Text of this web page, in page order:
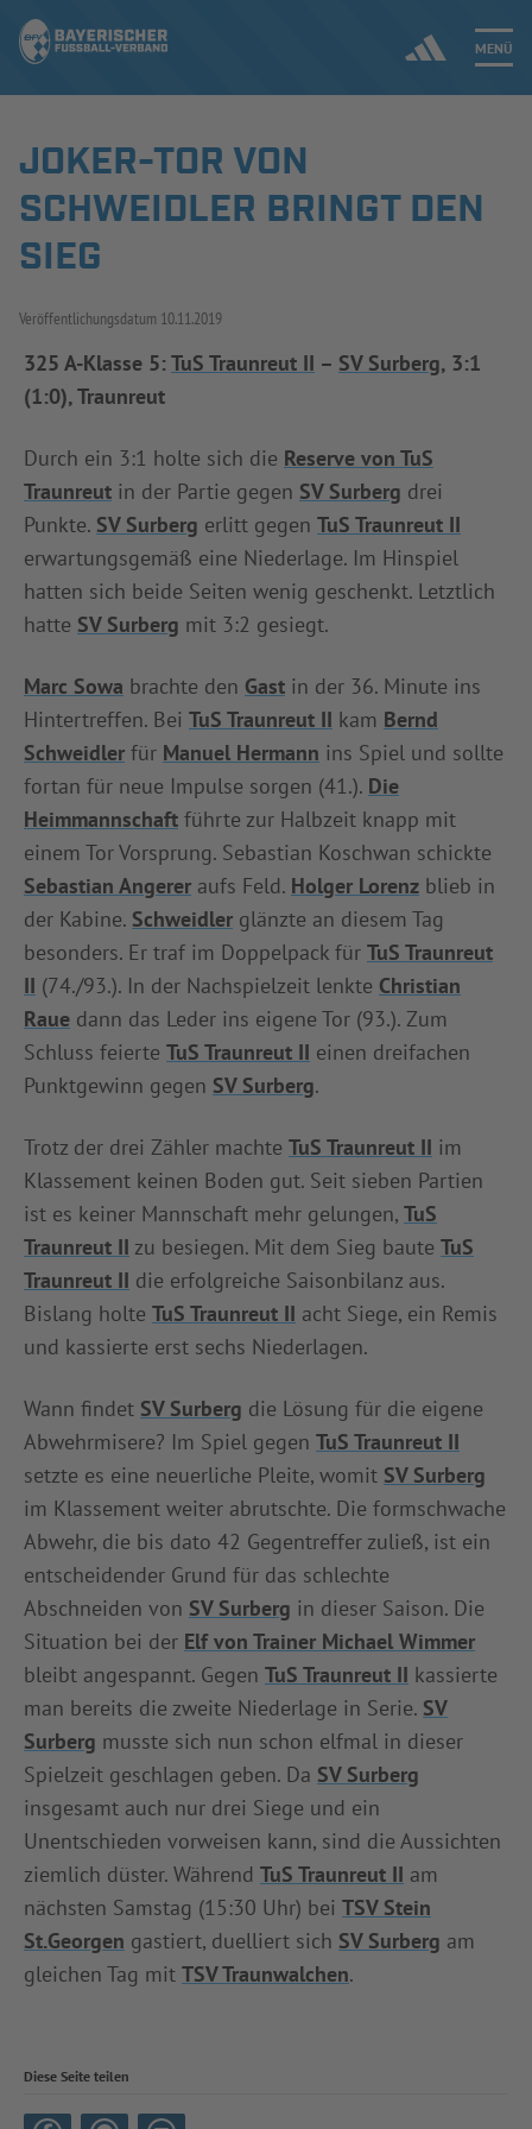
MENÜ
ERGEBNISSE & WETTBEWERBE
SPIELBETRIEB & VERBANDSLEBEN
AUSBILDUNG & FÖRDERUNG
DER VERBAND
INFOTHEK SPIELPLUS
JOKER-TOR VON
SCHWEIDLER BRINGT DEN
SIEG
Veröffentlichungsdatum 10.11.2019
325 A-Klasse 5: TuS Traunreut II – SV Surberg, 3:1
(1:0), Traunreut
Durch ein 3:1 holte sich die Reserve von TuS
Traunreut in der Partie gegen SV Surberg drei
Punkte. SV Surberg erlitt gegen TuS Traunreut II
erwartungsgemäß eine Niederlage. Im Hinspiel
hatten sich beide Seiten wenig geschenkt. Letztlich
hatte SV Surberg mit 3:2 gesiegt.
Marc Sowa brachte den Gast in der 36. Minute ins
Hintertreffen. Bei TuS Traunreut II kam Bernd
Schweidler für Manuel Hermann ins Spiel und sollte
fortan für neue Impulse sorgen (41.). Die
Heimmannschaft führte zur Halbzeit knapp mit
einem Tor Vorsprung. Sebastian Koschwan schickte
Sebastian Angerer aufs Feld. Holger Lorenz blieb in
der Kabine. Schweidler glänzte an diesem Tag
besonders. Er traf im Doppelpack für TuS Traunreut
II (74./93.). In der Nachspielzeit lenkte Christian
Raue dann das Leder ins eigene Tor (93.). Zum
Schluss feierte TuS Traunreut II einen dreifachen
Punktgewinn gegen SV Surberg.
Trotz der drei Zähler machte TuS Traunreut II im
Klassement keinen Boden gut. Seit sieben Partien
ist es keiner Mannschaft mehr gelungen, TuS
Traunreut II zu besiegen. Mit dem Sieg baute TuS
Traunreut II die erfolgreiche Saisonbilanz aus.
Bislang holte TuS Traunreut II acht Siege, ein Remis
und kassierte erst sechs Niederlagen.
Wann findet SV Surberg die Lösung für die eigene
Abwehrmisere? Im Spiel gegen TuS Traunreut II
setzte es eine neuerliche Pleite, womit SV Surberg
im Klassement weiter abrutschte. Die formschwache
Abwehr, die bis dato 42 Gegentreffer zuließ, ist ein
entscheidender Grund für das schlechte
Abschneiden von SV Surberg in dieser Saison. Die
Situation bei der Elf von Trainer Michael Wimmer
bleibt angespannt. Gegen TuS Traunreut II kassierte
man bereits die zweite Niederlage in Serie. SV
Surberg musste sich nun schon elfmal in dieser
Spielzeit geschlagen geben. Da SV Surberg
insgesamt auch nur drei Siege und ein
Unentschieden vorweisen kann, sind die Aussichten
ziemlich düster. Während TuS Traunreut II am
nächsten Samstag (15:30 Uhr) bei TSV Stein
St.Georgen gastiert, duelliert sich SV Surberg am
gleichen Tag mit TSV Traunwalchen.
Diese Seite teilen